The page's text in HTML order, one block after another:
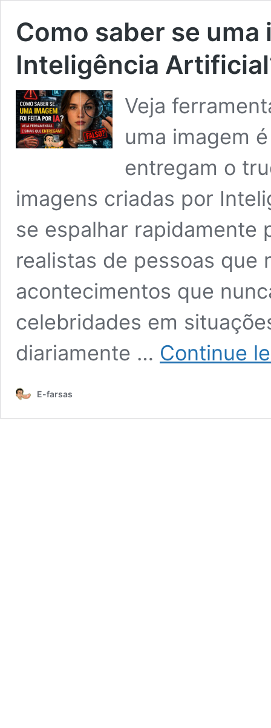
Como saber se
Inteligência
Veja
uma imagem
entregam o
imagens criadas por
se espalhar rapidamente
realistas de pessoas que
acontecimentos que
celebridades em
diariamente … Continue
E-farsas